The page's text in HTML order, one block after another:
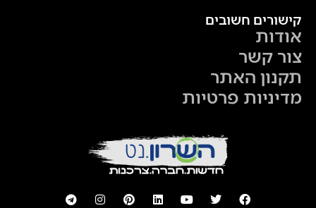
קישורים חשובים
אודות
צור קשר
תקנון האתר
מדיניות פרטיות